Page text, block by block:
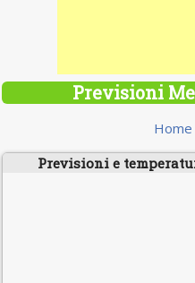
Previsioni
Home
Previsioni e